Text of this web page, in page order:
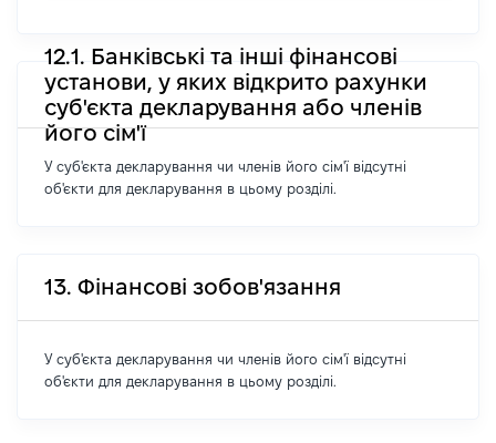
12.1. Банківські та інші фінансові
установи, у яких відкрито рахунки
суб'єкта декларування або членів
його сім'ї
У суб'єкта декларування чи членів його сім'ї відсутні
об'єкти для декларування в цьому розділі.
13. Фінансові зобов'язання
У суб'єкта декларування чи членів його сім'ї відсутні
об'єкти для декларування в цьому розділі.